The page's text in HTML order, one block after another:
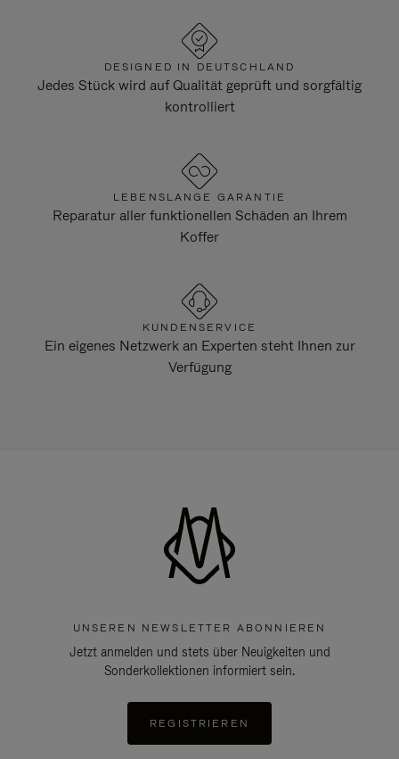
DESIGNED IN DEUTSCHLAND
Jedes Stück wird auf Qualität geprüft und sorgfältig
kontrolliert
LEBENSLANGE GARANTIE
Reparatur aller funktionellen Schäden an Ihrem
Koffer
KUNDENSERVICE
Ein eigenes Netzwerk an Experten steht Ihnen zur
Verfügung
UNSEREN NEWSLETTER ABONNIEREN
Jetzt anmelden und stets über Neuigkeiten und
Sonderkollektionen informiert sein.
REGISTRIEREN